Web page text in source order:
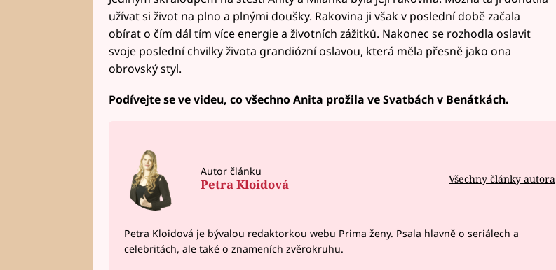
užívat si život na plno a plnými doušky. Rakovina ji však v poslední době začala
obírat o čím dál tím více energie a životních zážitků. Nakonec se rozhodla oslavit
svoje poslední chvilky života grandiózní oslavou, která měla přesně jako ona
obrovský styl.
Podívejte se ve videu, co všechno Anita prožila ve Svatbách v Benátkách.
Autor článku
Petra Kloidová Všechny články autora
Petra Kloidová je bývalou redaktorkou webu Prima ženy. Psala hlavně o seriálech a
celebritách, ale také o znameních zvěrokruhu.